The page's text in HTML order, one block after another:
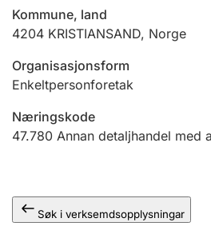
Ektepaktrettleiaren
Andre tema
Kommune, land
4204 KRISTIANSAND, Norge
Organisasjonsform
Enkeltpersonforetak
Næringskode
47.780 Annan detaljhandel med
Søk i verksemdsopplysningar